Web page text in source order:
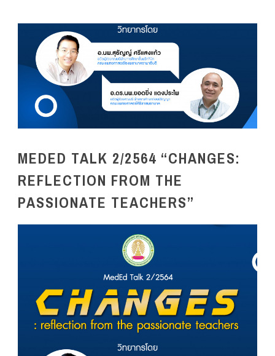
MEDED TALK 2/2564 “CHANGES:
REFLECTION FROM THE
PASSIONATE TEACHERS”